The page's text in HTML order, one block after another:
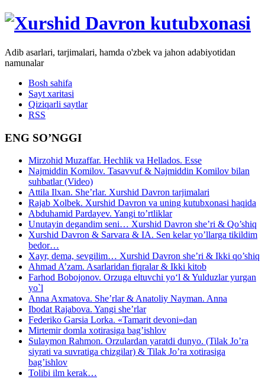
Adib asarlari, tarjimalari, hamda o'zbek va jahon adabiyotidan
namunalar
Bosh sahifa
Sayt xaritasi
Qiziqarli saytlar
RSS
ENG SO’NGGI
Mirzohid Muzaffar. Hechlik va Hellados. Esse
Najmiddin Komilov. Tasavvuf & Najmiddin Komilov bilan
suhbatlar (Video)
Attila Ilxan. She’rlar. Xurshid Davron tarjimalari
Rajab Xolbek. Xurshid Davron va uning kutubxonasi haqida
Abduhamid Pardayev. Yangi to’rtliklar
Unutayin degandim seni… Xurshid Davron she’ri & Qo’shiq
Xurshid Davron & Sarvara & IA. Sen kelar yo’llarga tikildim
bedor…
Xayr, dema, sevgilim… Xurshid Davron she’ri & Ikki qo’shiq
Ahmad A’zam. Asarlaridan fiqralar & Ikki kitob
Farhod Bobojonov. Orzuga eltuvchi yo‘l & Yulduzlar yurgan
yo`l
Anna Axmatova. She’rlar & Anatoliy Nayman. Anna
Ibodat Rajabova. Yangi she’rlar
Federiko Garsia Lorka. «Tamarit devoni»dan
Mirtemir domla xotirasiga bag’ishlov
Sulaymon Rahmon. Orzulardan yaratdi dunyo. (Tilak Jo’ra
siyrati va suvratiga chizgilar) & Tilak Jo’ra xotirasiga
bag’ishlov
Tolibi ilm kerak…